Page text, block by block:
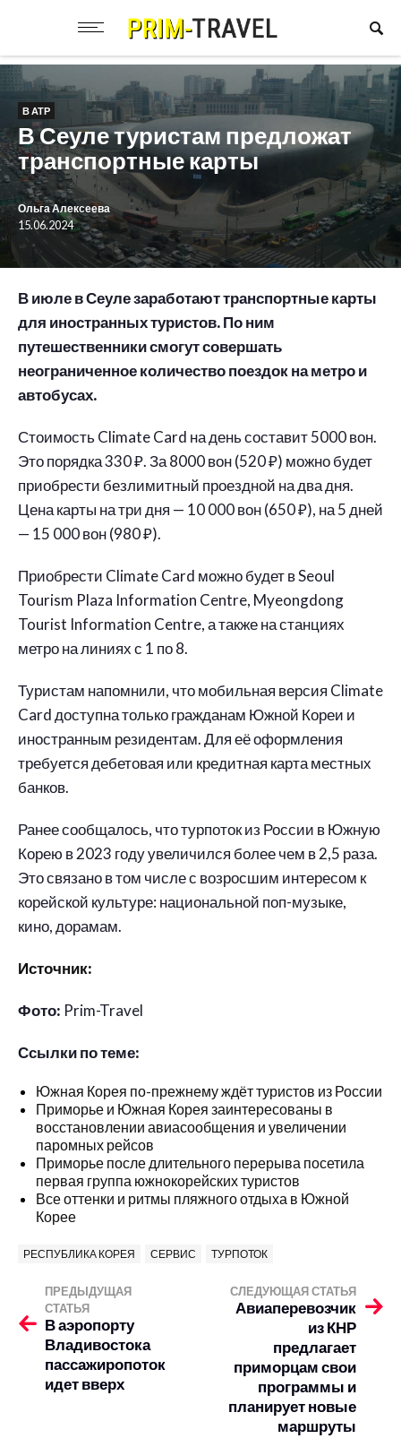
В АТР
В Сеуле туристам предложат
транспортные карты
Ольга Алексеева
15.06.2024
В июле в Сеуле заработают транспортные карты
для иностранных туристов. По ним
путешественники смогут совершать
неограниченное количество поездок на метро и
автобусах.
Стоимость Climate Card на день составит 5000 вон.
Это порядка 330 ₽. За 8000 вон (520 ₽) можно будет
приобрести безлимитный проездной на два дня.
Цена карты на три дня — 10 000 вон (650 ₽), на 5 дней
— 15 000 вон (980 ₽).
Приобрести Climate Card можно будет в Seoul
Tourism Plaza Information Centre, Myeongdong
Tourist Information Centre, а также на станциях
метро на линиях с 1 по 8.
Туристам напомнили, что мобильная версия Climate
Card доступна только гражданам Южной Кореи и
иностранным резидентам. Для её оформления
требуется дебетовая или кредитная карта местных
банков.
Ранее сообщалось, что турпоток из России в Южную
Корею в 2023 году увеличился более чем в 2,5 раза.
Это связано в том числе с возросшим интересом к
корейской культуре: национальной поп-музыке,
кино, дорамам.
Источник:
Фото: Prim-Travel
Ссылки по теме:
Южная Корея по-прежнему ждёт туристов из России
Приморье и Южная Корея заинтересованы в
восстановлении авиасообщения и увеличении
паромных рейсов
Приморье после длительного перерыва посетила
первая группа южнокорейских туристов
Все оттенки и ритмы пляжного отдыха в Южной
Корее
РЕСПУБЛИКА КОРЕЯ СЕРВИС ТУРПОТОК
ПРЕДЫДУЩАЯ
СТАТЬЯ
В аэропорту
Владивостока
пассажиропоток
идет вверх
СЛЕДУЮЩАЯ СТАТЬЯ
Авиаперевозчик
из КНР
предлагает
приморцам свои
программы и
планирует новые
маршруты